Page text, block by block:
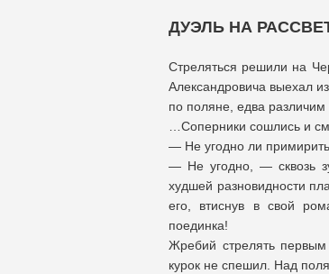
ДУЭЛЬ НА
Стреляться решили на
Александровича выехал
по поляне, едва различим
…Соперники сошлись и
— Не угодно ли
— Не угодно, — сквозь
худшей разновидности
его, втиснув в свой
поединка!
Жребий стрелять
курок не спешил. Над